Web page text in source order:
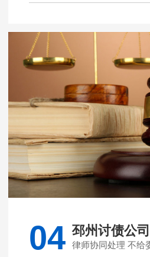
04 邳州讨债公
律师协同处理 不给